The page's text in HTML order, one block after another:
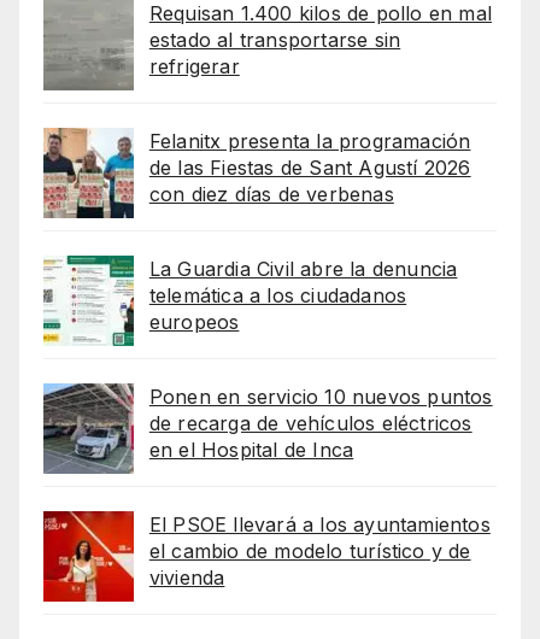
Requisan 1.400 kilos de pollo en mal
estado al transportarse sin
refrigerar
Felanitx presenta la programación
de las Fiestas de Sant Agustí 2026
con diez días de verbenas
La Guardia Civil abre la denuncia
telemática a los ciudadanos
europeos
Ponen en servicio 10 nuevos puntos
de recarga de vehículos eléctricos
en el Hospital de Inca
El PSOE llevará a los ayuntamientos
el cambio de modelo turístico y de
vivienda